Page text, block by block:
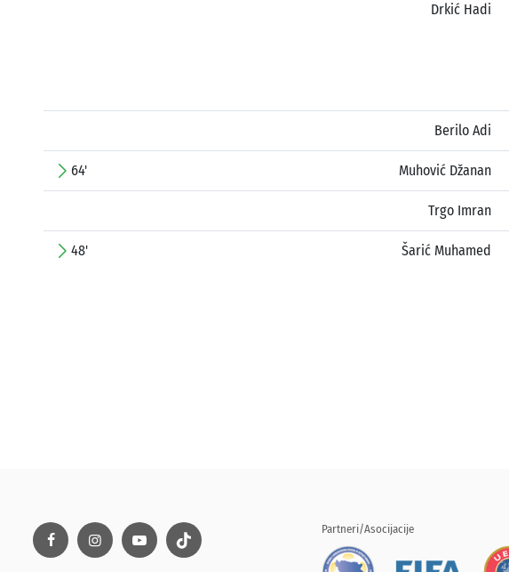
Drkić Hadi
Berilo Adi
64' Muhović Džanan
Trgo Imran
48' Šarić Muhamed
Partneri/Asocijacije